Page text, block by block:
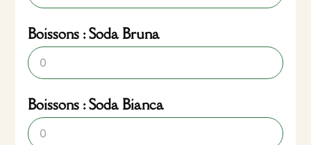
Boissons : Soda Bruna
Boissons : Soda Bianca